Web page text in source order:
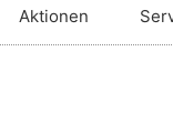
Aktionen